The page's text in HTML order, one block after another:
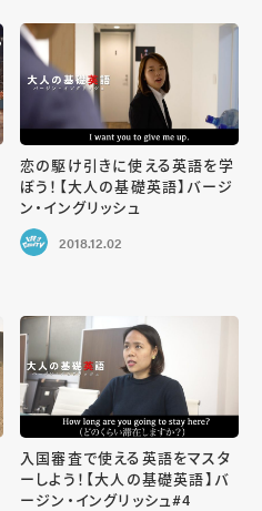
恋の駆け引きに使える英語を学
ぼう！【大人の基礎英語】バージ
ン・イングリッシュ
2018.12.02
入国審査で使える英語をマスタ
ーしよう！【大人の基礎英語】バ
ージン・イングリッシュ#4